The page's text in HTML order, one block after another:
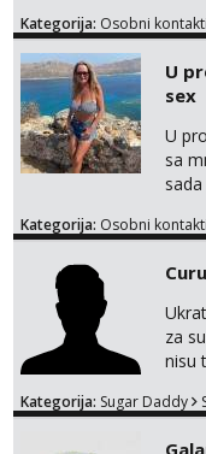
Kategorija: Osobni kontakti
U
sex
U
sa
sada
Kategorija: Osobni kontakti
za
nisu
jave
Kategorija: Sugar Daddy